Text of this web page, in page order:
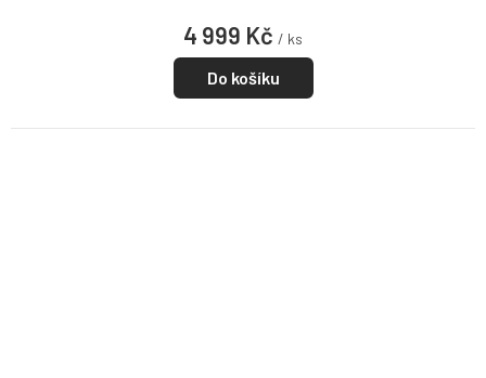
4 999 Kč / ks
Do košíku